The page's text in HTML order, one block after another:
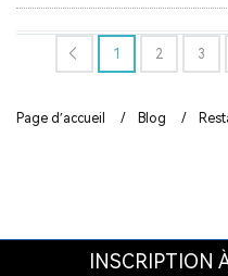
1 2 3
RADIO VINTAGE RADIO
PROTHÈSES AUDITIVES TWS
Page d’accueil / Blog /
INSCRIPTION